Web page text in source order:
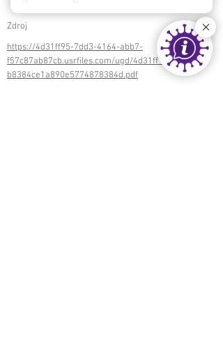
Zdroj
https://4d31ff95-7dd3-4164-abb7-
f57c87ab87cb.usrfiles.com/ugd/4d31ff_3e244314
b8384ce1a890e5774878384d.pdf